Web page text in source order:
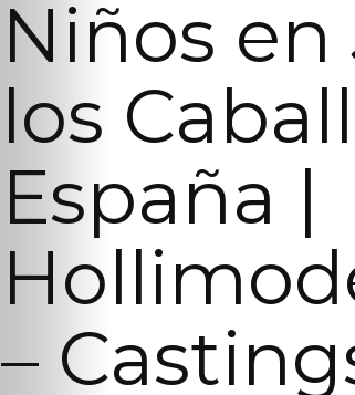
Niños en
los
España |
–